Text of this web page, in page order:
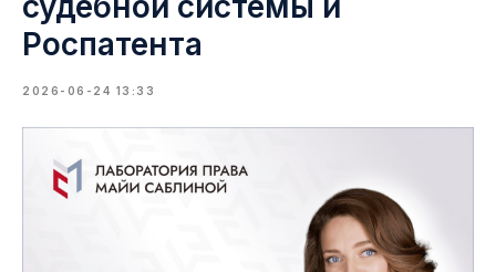
Роспатента
2026-06-24 13:33